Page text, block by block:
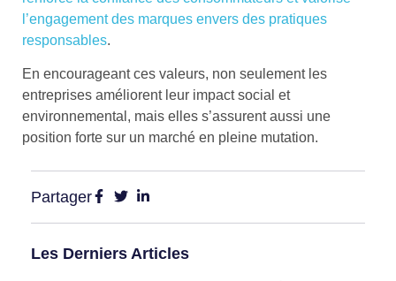
l’engagement des marques envers des pratiques
responsables.
En encourageant ces valeurs, non seulement les
entreprises améliorent leur impact social et
environnemental, mais elles s’assurent aussi une
position forte sur un marché en pleine mutation.
Partager
Les Derniers Articles